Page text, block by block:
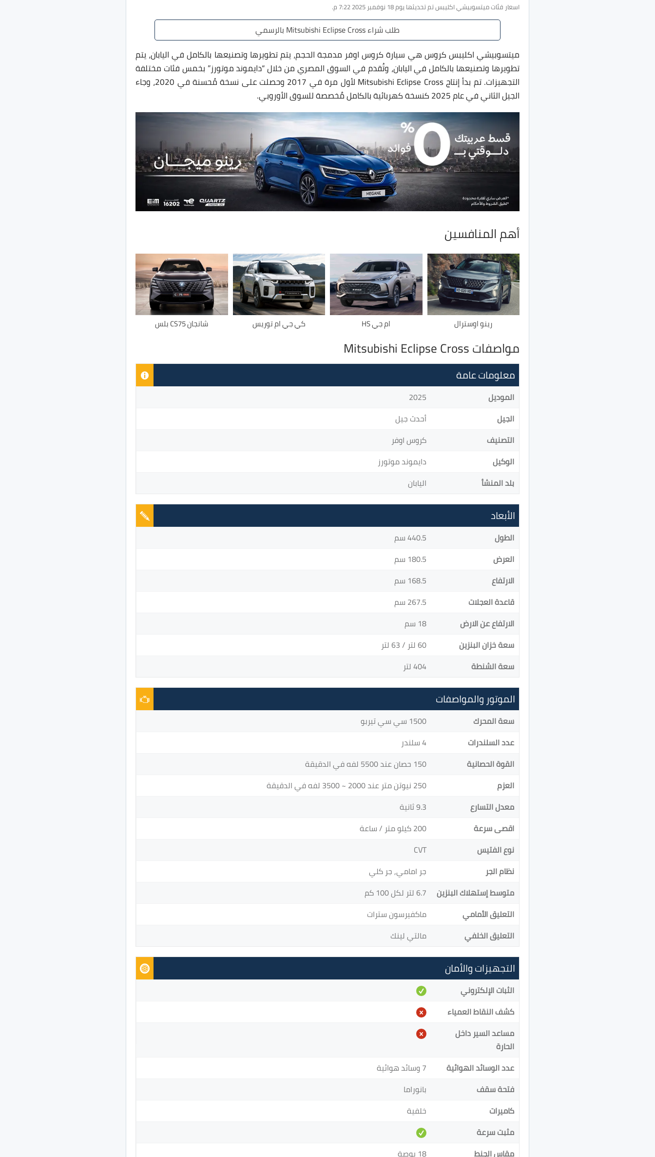
اسعار فئات ميتسوبيشي اكليبس تم تحديثها يوم 18 نوفمبر 2025 7:22 م.
طلب شراء Mitsubishi Eclipse Cross بالرسمي
ميتسوبيشي اكليبس كروس هي سيارة كروس اوفر مدمجة الحجم، يتم تطويرها وتصنيعها بالكامل في اليابان، يتم
تطويرها وتصنيعها بالكامل في اليابان، وتُقدم في السوق المصري من خلال “دايموند موتورز” بخمس فئات مختلفة
التجهيزات. تم بدأ إنتاج Mitsubishi Eclipse Cross لأول مرة في 2017 وحصلت على نسخة مُحسنة في 2020، وجاء
الجيل الثاني في عام 2025 كنسخة كهربائية بالكامل مٌخصصة للسوق الأوروبي.
أهم المنافسين
رينو اوسترال ام جي HS كي جي ام توريس شانجان CS75 بلس
مواصفات Mitsubishi Eclipse Cross
معلومات عامة
الموديل
2025
الجيل
أحدث جيل
التصنيف
كروس اوفر
الوكيل
دايموند موتورز
بلد المنشأ
اليابان
الأبعاد
الطول
440.5 سم
العرض
180.5 سم
الارتفاع
168.5 سم
قاعدة العجلات
267.5 سم
الارتفاع عن الارض
18 سم
سعة خزان البنزين
60 لتر / 63 لتر
سعة الشنطة
404 لتر
الموتور والمواصفات
سعة المحرك
1500 سي سي تيربو
عدد السلندرات
4 سلندر
القوة الحصانية
150 حصان عند 5500 لفه في الدقيقة
العزم
250 نيوتن متر عند 2000 ~ 3500 لفه في الدقيقة
معدل التسارع
9.3 ثانية
اقصى سرعة
200 كيلو متر / ساعة
نوع الفتيس
CVT
نظام الجر
جر امامي, جر كلي
متوسط إستهلاك البنزين
6.7 لتر لكل 100 كم
التعليق الأمامي
ماكفيرسون سترات
التعليق الخلفي
مالتي لينك
التجهيزات والأمان
الثبات الإلكتروني
كشف النقاط العمياء
مساعد السير داخل
الحارة
عدد الوسائد الهوائية
7 وسائد هوائية
فتحة سقف
بانوراما
كاميرات
خلفية
مثبت سرعة
مقاس الجنط
18 بوصة